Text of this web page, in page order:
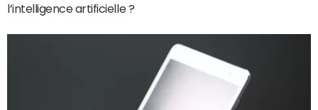
l’intelligence artificielle ?